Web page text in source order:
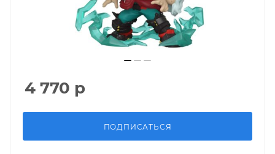
4 770 р
ПОДПИСАТЬСЯ